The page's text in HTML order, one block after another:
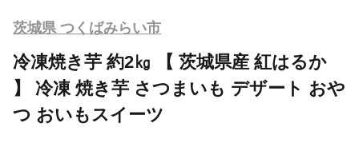
茨城県 つくばみらい市
冷凍焼き芋 約2㎏ 【 茨城県産 紅はるか
】 冷凍 焼き芋 さつまいも デザート おや
つ おいもスイーツ